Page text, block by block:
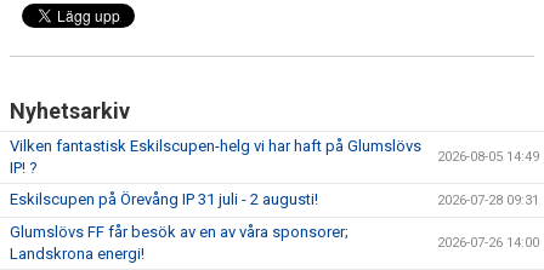
Nyhetsarkiv
Vilken fantastisk Eskilscupen-helg vi har haft på Glumslövs
IP! ?
2026-08-05 14:49
Eskilscupen på Örevång IP 31 juli - 2 augusti! 2026-07-28 09:31
Glumslövs FF får besök av en av våra sponsorer;
Landskrona energi!
2026-07-26 14:00